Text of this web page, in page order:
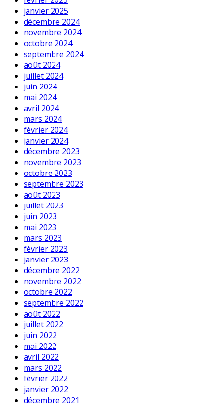
janvier 2025
décembre 2024
novembre 2024
octobre 2024
septembre 2024
août 2024
juillet 2024
juin 2024
mai 2024
avril 2024
mars 2024
février 2024
janvier 2024
décembre 2023
novembre 2023
octobre 2023
septembre 2023
août 2023
juillet 2023
juin 2023
mai 2023
mars 2023
février 2023
janvier 2023
décembre 2022
novembre 2022
octobre 2022
septembre 2022
août 2022
juillet 2022
juin 2022
mai 2022
avril 2022
mars 2022
février 2022
janvier 2022
décembre 2021